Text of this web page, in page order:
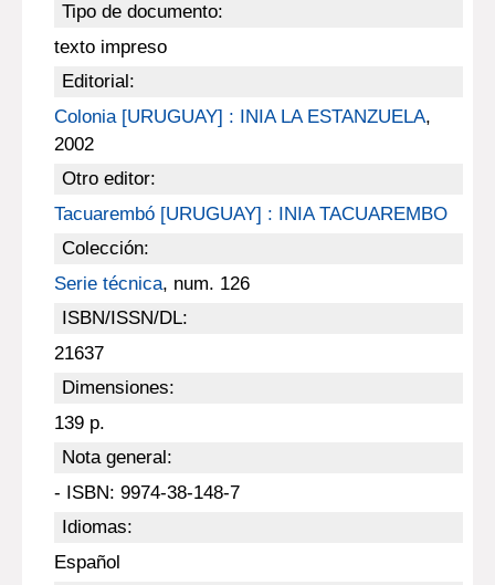
Tipo de documento:
texto impreso
Editorial:
Colonia [URUGUAY] : INIA LA ESTANZUELA,
2002
Otro editor:
Tacuarembó [URUGUAY] : INIA TACUAREMBO
Colección:
Serie técnica, num. 126
ISBN/ISSN/DL:
21637
Dimensiones:
139 p.
Nota general:
- ISBN: 9974-38-148-7
Idiomas:
Español